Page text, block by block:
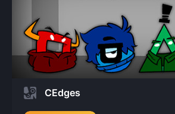
CEdges